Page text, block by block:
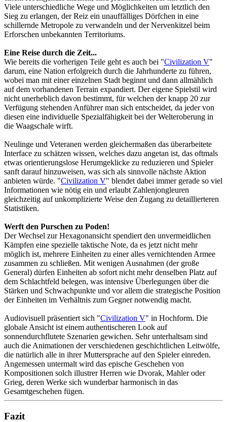
Viele unterschiedliche Wege und Möglichkeiten um letztlich den
Sieg zu erlangen, der Reiz ein unauffälliges Dörfchen in eine
schillernde Metropole zu verwandeln und der Nervenkitzel beim
Erforschen unbekannten Territoriums.
Eine Reise durch die Zeit...
Wie bereits die vorherigen Teile geht es auch bei "Civilization V"
darum, eine Nation erfolgreich durch die Jahrhunderte zu führen,
wobei man mit einer einzelnen Stadt beginnt und dann allmählich
auf dem vorhandenen Terrain expandiert. Der eigene Spielstil wird
nicht unerheblich davon bestimmt, für welchen der knapp 20 zur
Verfügung stehenden Anführer man sich entscheidet, da jeder von
diesen eine individuelle Spezialfähigkeit bei der Welteroberung in
die Waagschale wirft.
Neulinge und Veteranen werden gleichermaßen das überarbeitete
Interface zu schätzen wissen, welches dazu angetan ist, das oftmals
etwas orientierungslose Herumgeklicke zu reduzieren und Spieler
sanft darauf hinzuweisen, was sich als sinnvolle nächste Aktion
anbieten würde. "Civilization V" blendet dabei immer gerade so viel
Informationen wie nötig ein und erlaubt Zahlenjongleuren
gleichzeitig auf unkomplizierte Weise den Zugang zu detaillierteren
Statistiken.
Werft den Purschen zu Poden!
Der Wechsel zur Hexagonansicht spendiert den unvermeidlichen
Kämpfen eine spezielle taktische Note, da es jetzt nicht mehr
möglich ist, mehrere Einheiten zu einer alles vernichtenden Armee
zusammen zu schließen. Mit wenigen Ausnahmen (der große
General) dürfen Einheiten ab sofort nicht mehr denselben Platz auf
dem Schlachtfeld belegen, was intensive Überlegungen über die
Stärken und Schwachpunkte und vor allem die strategische Position
der Einheiten im Verhältnis zum Gegner notwendig macht.
Audiovisuell präsentiert sich "Civilization V" in Hochform. Die
globale Ansicht ist einem authentischeren Look auf
sonnendurchflutete Szenarien gewichen. Sehr unterhaltsam sind
auch die Animationen der verschiedenen geschichtlichen Leitwölfe,
die natürlich alle in ihrer Muttersprache auf den Spieler einreden.
Angemessen untermalt wird das epische Geschehen von
Kompositionen solch illustrer Herren wie Dvorak, Mahler oder
Grieg, deren Werke sich wunderbar harmonisch in das
Gesamtgeschehen fügen.
Fazit